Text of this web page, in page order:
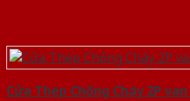
Cửa Thép Chống Cháy 2P van